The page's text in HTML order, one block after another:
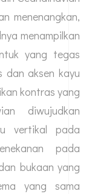
menenangkan,
menampilkan
yang tegas
dan aksen kayu
kontras yang
diwujudkan
vertikal pada
pada
bukaan yang
yang sama